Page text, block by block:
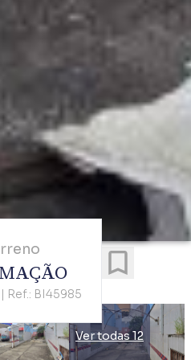
Ref.: BI45985
Ver todas 12